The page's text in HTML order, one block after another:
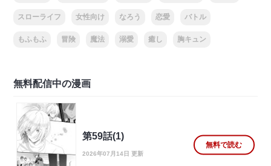
スローライフ 女性向け なろう 恋愛 バトル
もふもふ 冒険 魔法 溺愛 癒し 胸キュン
無料配信中の漫画
第59話(1)
2026年07月14日 更新
無料で読む